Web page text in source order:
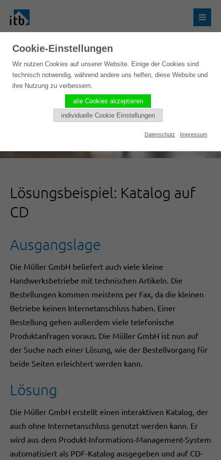
Lösungsbeispiel: Katalog auf
CD
Ausgangslage
Die Müller GmbH beliefert auch viele kleine
Handwerksbetriebe mit technischen Artikeln. Die
Bestellungen kommen meistens per Fax, da die kleinen
Betriebe keinen Internetanschluss haben. Einer
Bestellung gehen außerdem viele telefonische
Produktanfragen voraus. Die Müller GmbH ist nun auf
der Suche nach einer Lösung, wie der Bestellvorgang für
beide Seiten erleichtert werden kann.
Lösung
Die Müller GmbH erstellt einen interaktiven Katalog, der
auch ohne Internetanschluss genutzt werden kann. Er
wird aus dem Produkt-Informations-Management-System
automatisiert als PDF-Katalog ausgegeben und auf CD-
Cookie-Einstellungen
Wir nutzen Cookies auf unserer Website. Einige der Cookies sind
technisch notwendig, während andere uns helfen, diese Website und
ihre Nutzung zu verbessern.
alle Cookies akzeptieren
individuelle Cookie Einstellungen
Datenschutz Impressum